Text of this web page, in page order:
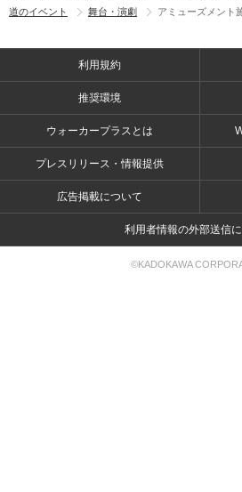
道のイベント
舞台・演劇 アミューズメント
利用規約
推奨環境
ウォーカープラスとは
プレスリリース・情報提供
広告掲載について
利用者情報の外部送信
©KADOKAWA